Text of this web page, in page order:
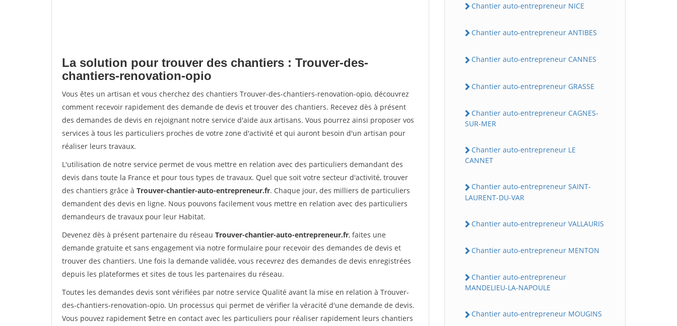
La solution pour trouver des chantiers : Trouver-des-
chantiers-renovation-opio
Vous êtes un artisan et vous cherchez des chantiers Trouver-des-chantiers-renovation-opio, découvrez
comment recevoir rapidement des demande de devis et trouver des chantiers. Recevez dès à présent
des demandes de devis en rejoignant notre service d'aide aux artisans. Vous pourrez ainsi proposer vos
services à tous les particuliers proches de votre zone d'activité et qui auront besoin d'un artisan pour
réaliser leurs travaux.
L'utilisation de notre service permet de vous mettre en relation avec des particuliers demandant des
devis dans toute la France et pour tous types de travaux. Quel que soit votre secteur d'activité, trouver
des chantiers grâce à Trouver-chantier-auto-entrepreneur.fr. Chaque jour, des milliers de particuliers
demandent des devis en ligne. Nous pouvons facilement vous mettre en relation avec des particuliers
demandeurs de travaux pour leur Habitat.
Devenez dès à présent partenaire du réseau Trouver-chantier-auto-entrepreneur.fr, faites une
demande gratuite et sans engagement via notre formulaire pour recevoir des demandes de devis et
trouver des chantiers. Une fois la demande validée, vous recevrez des demandes de devis enregistrées
depuis les plateformes et sites de tous les partenaires du réseau.
Toutes les demandes devis sont vérifiées par notre service Qualité avant la mise en relation à Trouver-
des-chantiers-renovation-opio. Un processus qui permet de vérifier la véracité d'une demande de devis.
Vous pouvez rapidement $etre en contact avec les particuliers pour réaliser rapidement leurs chantiers
Chantier auto-entrepreneur NICE
Chantier auto-entrepreneur ANTIBES
Chantier auto-entrepreneur CANNES
Chantier auto-entrepreneur GRASSE
Chantier auto-entrepreneur CAGNES-
SUR-MER
Chantier auto-entrepreneur LE
CANNET
Chantier auto-entrepreneur SAINT-
LAURENT-DU-VAR
Chantier auto-entrepreneur VALLAURIS
Chantier auto-entrepreneur MENTON
Chantier auto-entrepreneur
MANDELIEU-LA-NAPOULE
Chantier auto-entrepreneur MOUGINS